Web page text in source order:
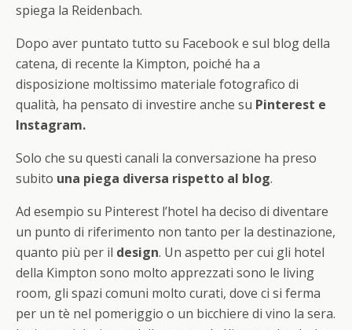
spiega la Reidenbach.
Dopo aver puntato tutto su Facebook e sul blog della
catena, di recente la Kimpton, poiché ha a
disposizione moltissimo materiale fotografico di
qualità, ha pensato di investire anche su Pinterest e
Instagram.
Solo che su questi canali la conversazione ha preso
subito una piega diversa rispetto al blog.
Ad esempio su Pinterest l’hotel ha deciso di diventare
un punto di riferimento non tanto per la destinazione,
quanto più per il design. Un aspetto per cui gli hotel
della Kimpton sono molto apprezzati sono le living
room, gli spazi comuni molto curati, dove ci si ferma
per un tè nel pomeriggio o un bicchiere di vino la sera.